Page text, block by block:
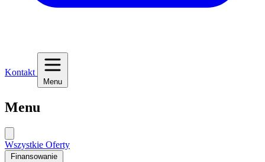
Kontakt
Menu
Menu
Wszystkie Oferty
Finansowanie